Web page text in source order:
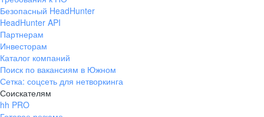
Безопасный HeadHunter
HeadHunter API
Партнерам
Инвесторам
Каталог компаний
Поиск по вакансиям в Южном
Сетка: соцсеть для нетворкинга
Соискателям
hh PRO